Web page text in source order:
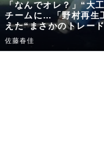
「なんでオレ？」“大
チームに…「野村再生
えた“まさかのトレー
佐藤春佳